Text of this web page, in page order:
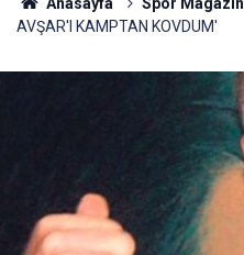
AVŞAR'I KAMPTAN KOVDUM'